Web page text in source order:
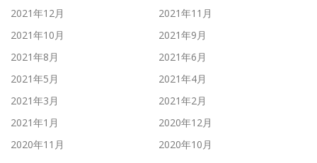
2021年12月
2021年11月
2021年10月
2021年9月
2021年8月
2021年6月
2021年5月
2021年4月
2021年3月
2021年2月
2021年1月
2020年12月
2020年11月
2020年10月